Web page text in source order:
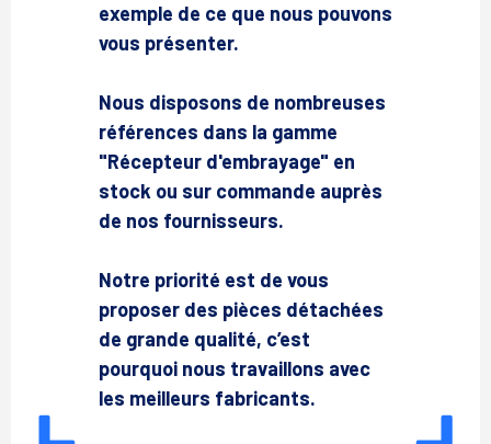
exemple de ce que nous pouvons
vous présenter.
Nous disposons de nombreuses
références dans la gamme
"Récepteur d'embrayage" en
stock ou sur commande auprès
de nos fournisseurs.
Notre priorité est de vous
proposer des pièces détachées
de grande qualité, c’est
pourquoi nous travaillons avec
les meilleurs fabricants.